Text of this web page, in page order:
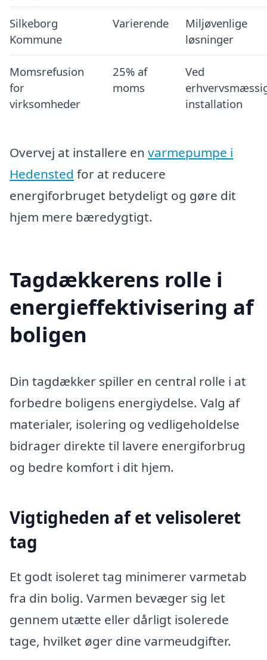
Silkeborg
Kommune
Varierende
Miljøvenlige
løsninger
Momsrefusion
for
virksomheder
25% af
moms
Ved
installation
Overvej at installere en varmepumpe i
Hedensted for at reducere
energiforbruget betydeligt og gøre dit
hjem mere bæredygtigt.
Tagdækkerens rolle i
energieffektivisering af
boligen
Din tagdækker spiller en central rolle i at
forbedre boligens energiydelse. Valg af
materialer, isolering og vedligeholdelse
bidrager direkte til lavere energiforbrug
og bedre komfort i dit hjem.
Vigtigheden af et velisoleret
tag
Et godt isoleret tag minimerer varmetab
fra din bolig. Varmen bevæger sig let
gennem utætte eller dårligt isolerede
tage, hvilket øger dine varmeudgifter.